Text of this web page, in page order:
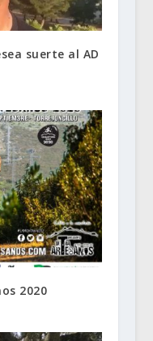
suerte al AD
2020